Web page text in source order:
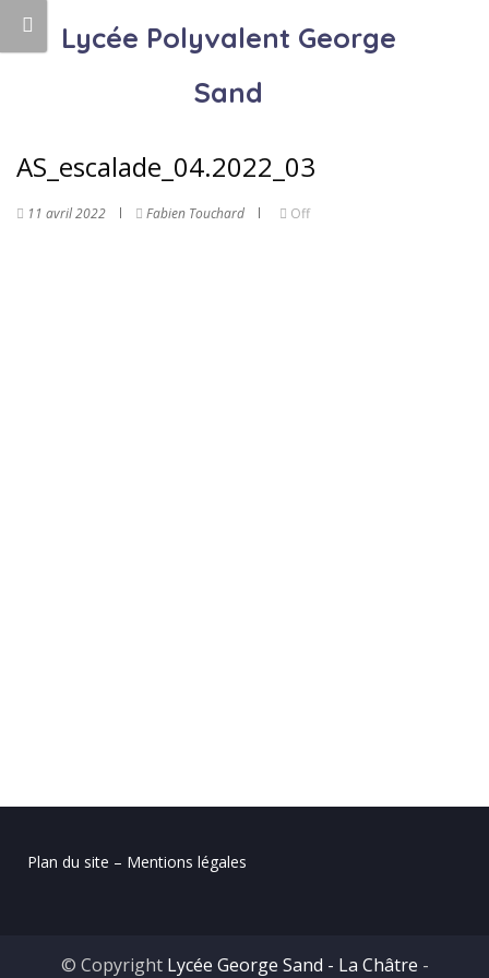
Lycée Polyvalent George
Sand
AS_escalade_04.2022_03
11 avril 2022 Fabien Touchard Off
Plan du site – Mentions légales
© Copyright Lycée George Sand - La Châtre -